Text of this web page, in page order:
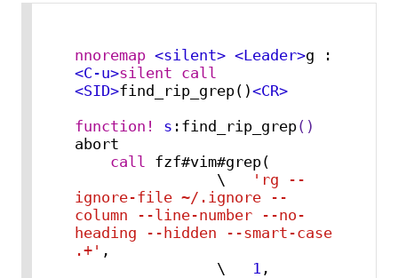
nnoremap <silent> <Leader>g :
<C-u>silent call
<SID>find_rip_grep()<CR>
function!
s :find_rip_grep()
abort
call
fzf#vim#grep(
                \
'rg --
ignore-file ~/.ignore --
column --line-number --no-
heading --hidden --smart-case
.+' ,
                \
1 ,